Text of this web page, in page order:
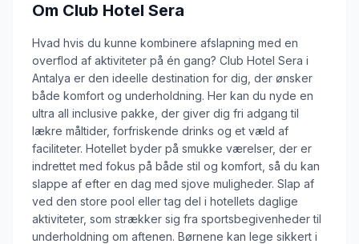
Om Club Hotel Sera
Hvad hvis du kunne kombinere afslapning med en
overflod af aktiviteter på én gang? Club Hotel Sera i
Antalya er den ideelle destination for dig, der ønsker
både komfort og underholdning. Her kan du nyde en
ultra all inclusive pakke, der giver dig fri adgang til
lækre måltider, forfriskende drinks og et væld af
faciliteter. Hotellet byder på smukke værelser, der er
indrettet med fokus på både stil og komfort, så du kan
slappe af efter en dag med sjove muligheder. Slap af
ved den store pool eller tag del i hotellets daglige
aktiviteter, som strækker sig fra sportsbegivenheder til
underholdning om aftenen. Børnene kan lege sikkert i